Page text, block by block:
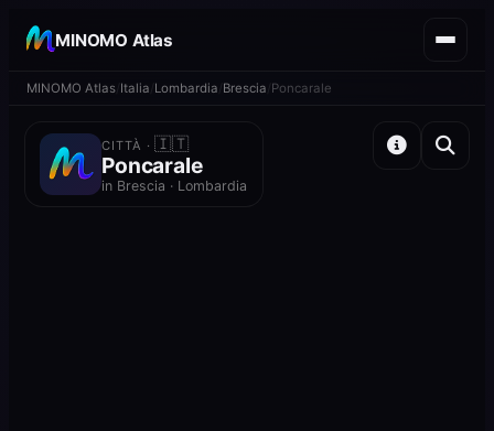
MINOMO Atlas
MINOMO Atlas Italia Lombardia Brescia Poncarale
CITTÀ ·🇮🇹
Poncarale
in Brescia · Lombardia